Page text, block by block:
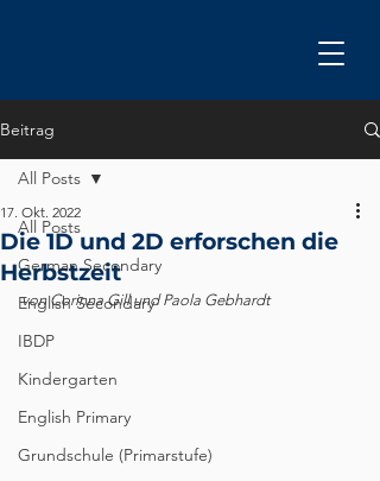
Beitrag
All Posts
German Secondary
English Secondary
IBDP
Kindergarten
English Primary
Grundschule (Primarstufe)
All Posts
Die 1D und 2D erforschen die
Herbstzeit
17. Okt. 2022
von Corinna Gill und Paola Gebhardt